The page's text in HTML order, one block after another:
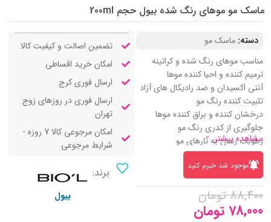
ماسک مو موهای رنگ شده بیول حجم 200ml
دسته: ماسک مو
مناسب موهای رنگ شده و کراتینه
ترمیم کننده و احیا کننده موها
آنتی اکسیدان و ضد رادیکال های آزاد
تثبیت کننده رنگ مو
درخشان کننده و براق کننده موها
جلوگیری از کدری رنگ مو
رطوبت رسان به تارهای مو
نرم کننده و لطافت بخش
بهبود شانه پذیری و حالت پذیری مو
حاوی عصاره انار، کراتین و کلاژن
هیدرولیز شده
مشاهده بیشتر
موجود شد خبرم کنید
88,400 تومان
78,000 تومان
تضمین اصالت و کیفیت کالا
امکان خرید اقساطی
ارسال فوری کرج
ارسال فوری در روزهای زوج
تهران
امکان مرجوعی کالا 7 روزه -
شرایط مرجوعی
برند:
بیول